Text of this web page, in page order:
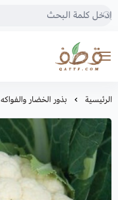
متجر قطف للبذور
الرئيسية بذور الخضار والفواكه